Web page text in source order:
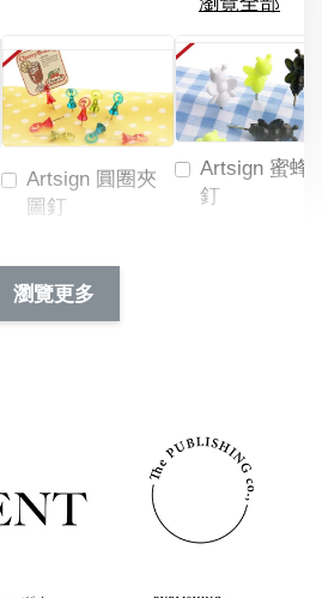
Artsign 圓圈夾
圖釘
NT$ 19.00
NT$ 66.00
Artsign 蜜蜂
釘
瀏覽更多